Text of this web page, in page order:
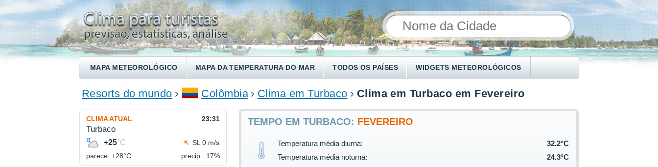
MAPA METEOROLÓGICO MAPA DA TEMPERATURA DO MAR TODOS OS PAÍSES WIDGETS METEOROLÓGICOS
ENCONTRE UM HOTEL
Resorts do mundo Colômbia Clima em Turbaco Clima em Turbaco em Fevereiro
TEMPO EM TURBACO: FEVEREIRO
Temperatura média diurna:
32.2°C
Temperatura média noturna:
24.3°C
CLIMA ATUAL 23:31
Turbaco
+25°C
SL 0 m/s
parece: +28°C precip.: 17%